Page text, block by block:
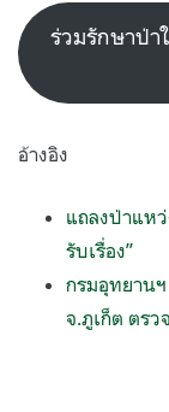
ร่วมรักษาป่
อ้างอิง
แถลงป่าแหว่
รับเรื่อง”
กรมอุทยาน
จ.ภูเก็ต ตรว